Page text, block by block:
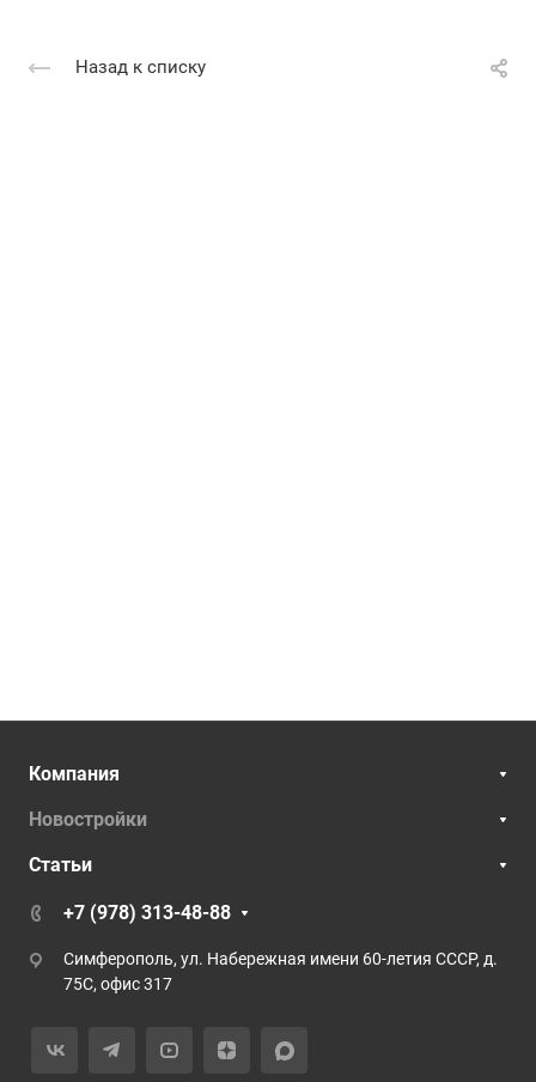
Назад к списку
Компания
Новостройки
Статьи
+7 (978) 313-48-88
Симферополь, ул. Набережная имени 60-летия СССР, д.
75С, офис 317